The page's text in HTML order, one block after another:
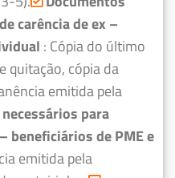
carência de ex –
: Cópia do último
quitação, cópia da
emitida pela
para
beneficiários de PME e
emitida pela